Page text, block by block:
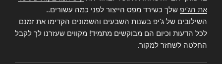
את הג'יפ שלך כשירד מפס הייצור לפני כמה עשורים..
השילובים של ג'יפ בשנות השבעים והשמונים הקדימו את זמנם
לכל הדעות וכיום הם מבוקשים מתמיד! מקווים שעזרנו לך לקבל
החלטה לשחזר למקור.